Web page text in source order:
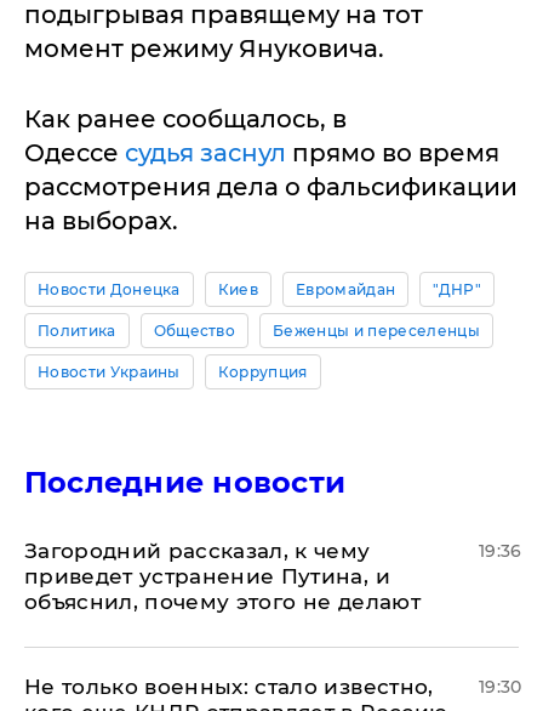
подыгрывая правящему на тот
момент режиму Януковича.
Как ранее сообщалось, в
Одессе судья заснул прямо во время
рассмотрения дела о фальсификации
на выборах.
Новости Донецка Киев Евромайдан "ДНР"
Политика Общество Беженцы и переселенцы
Новости Украины Коррупция
Последние новости
Загородний рассказал, к чему
приведет устранение Путина, и
объяснил, почему этого не делают
19:36
Не только военных: стало известно,
19:30